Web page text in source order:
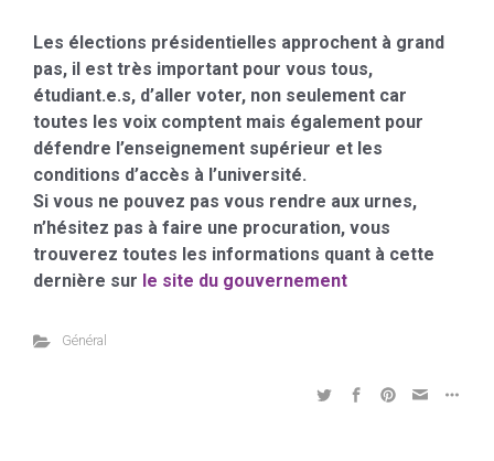
Les élections présidentielles approchent à grand
pas, il est très important pour vous tous,
étudiant.e.s, d’aller voter, non seulement car
toutes les voix comptent mais également pour
défendre l’enseignement supérieur et les
conditions d’accès à l’université.
Si vous ne pouvez pas vous rendre aux urnes,
n’hésitez pas à faire une procuration, vous
trouverez toutes les informations quant à cette
dernière sur le site du gouvernement
Général